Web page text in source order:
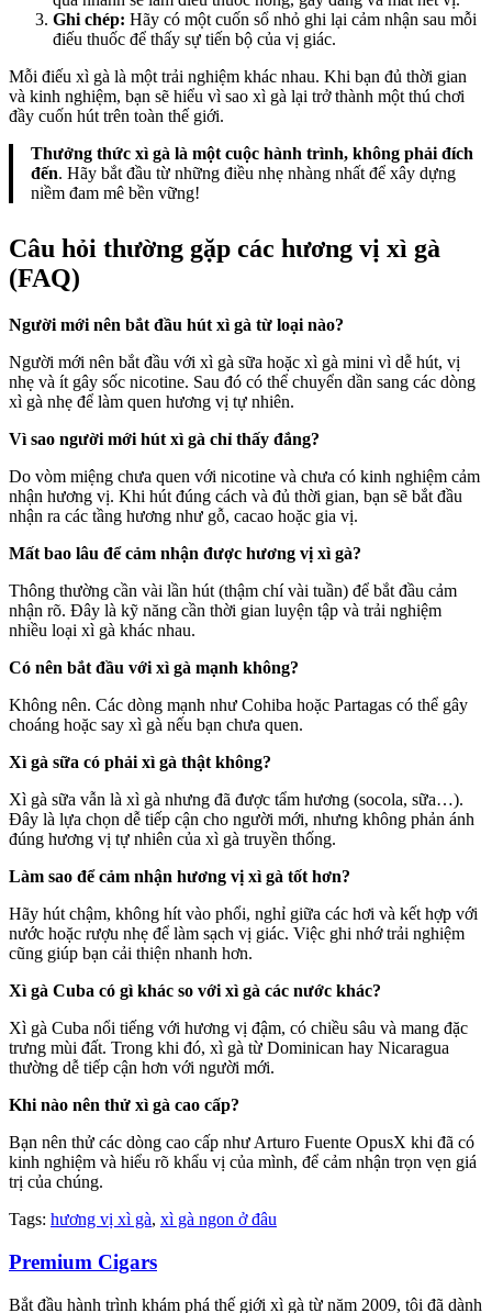
Ghi chép: Hãy có một cuốn sổ nhỏ ghi lại cảm nhận sau mỗi
điếu thuốc để thấy sự tiến bộ của vị giác.
Mỗi điếu xì gà là một trải nghiệm khác nhau. Khi bạn đủ thời gian
và kinh nghiệm, bạn sẽ hiểu vì sao xì gà lại trở thành một thú chơi
đầy cuốn hút trên toàn thế giới.
Thưởng thức xì gà là một cuộc hành trình, không phải đích
đến. Hãy bắt đầu từ những điều nhẹ nhàng nhất để xây dựng
niềm đam mê bền vững!
Câu hỏi thường gặp các hương vị xì gà
(FAQ)
Người mới nên bắt đầu hút xì gà từ loại nào?
Người mới nên bắt đầu với xì gà sữa hoặc xì gà mini vì dễ hút, vị
nhẹ và ít gây sốc nicotine. Sau đó có thể chuyển dần sang các dòng
xì gà nhẹ để làm quen hương vị tự nhiên.
Vì sao người mới hút xì gà chỉ thấy đắng?
Do vòm miệng chưa quen với nicotine và chưa có kinh nghiệm cảm
nhận hương vị. Khi hút đúng cách và đủ thời gian, bạn sẽ bắt đầu
nhận ra các tầng hương như gỗ, cacao hoặc gia vị.
Mất bao lâu để cảm nhận được hương vị xì gà?
Thông thường cần vài lần hút (thậm chí vài tuần) để bắt đầu cảm
nhận rõ. Đây là kỹ năng cần thời gian luyện tập và trải nghiệm
nhiều loại xì gà khác nhau.
Có nên bắt đầu với xì gà mạnh không?
Không nên. Các dòng mạnh như Cohiba hoặc Partagas có thể gây
choáng hoặc say xì gà nếu bạn chưa quen.
Xì gà sữa có phải xì gà thật không?
Xì gà sữa vẫn là xì gà nhưng đã được tẩm hương (socola, sữa…).
Đây là lựa chọn dễ tiếp cận cho người mới, nhưng không phản ánh
đúng hương vị tự nhiên của xì gà truyền thống.
Làm sao để cảm nhận hương vị xì gà tốt hơn?
Hãy hút chậm, không hít vào phổi, nghỉ giữa các hơi và kết hợp với
nước hoặc rượu nhẹ để làm sạch vị giác. Việc ghi nhớ trải nghiệm
cũng giúp bạn cải thiện nhanh hơn.
Xì gà Cuba có gì khác so với xì gà các nước khác?
Xì gà Cuba nổi tiếng với hương vị đậm, có chiều sâu và mang đặc
trưng mùi đất. Trong khi đó, xì gà từ Dominican hay Nicaragua
thường dễ tiếp cận hơn với người mới.
Khi nào nên thử xì gà cao cấp?
Bạn nên thử các dòng cao cấp như Arturo Fuente OpusX khi đã có
kinh nghiệm và hiểu rõ khẩu vị của mình, để cảm nhận trọn vẹn giá
trị của chúng.
Tags: hương vị xì gà, xì gà ngon ở đâu
Premium Cigars
Bắt đầu hành trình khám phá thế giới xì gà từ năm 2009, tôi đã dành